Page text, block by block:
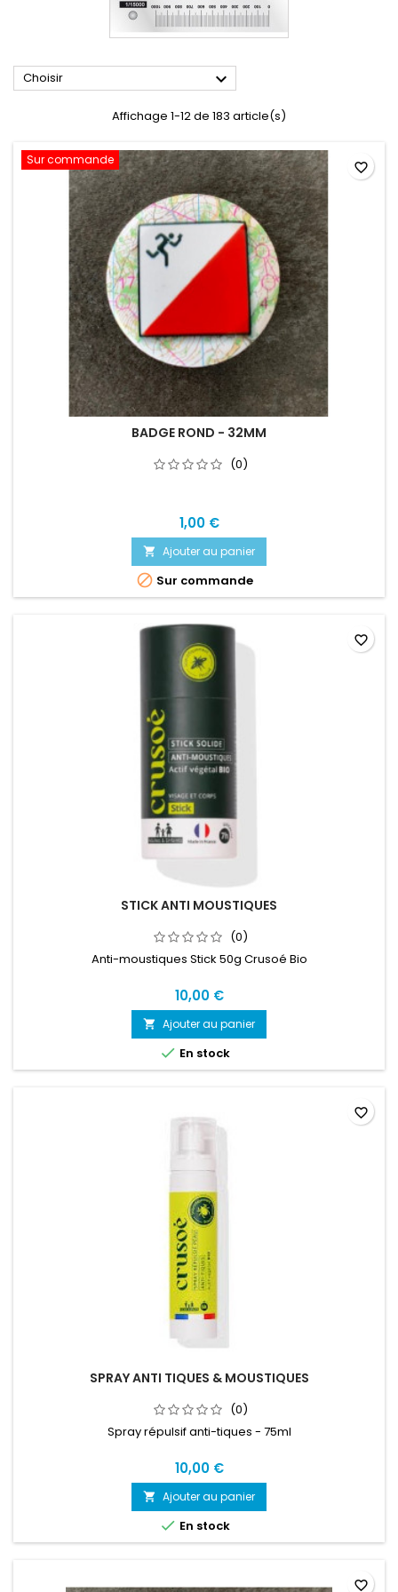
Choisir 
Affichage 1-12 de 183 article(s)
Sur commande
BADGE ROND - 32MM
(0)
1,00 €
 Ajouter au panier
 Sur commande
favorite_border
STICK ANTI MOUSTIQUES
(0)
Anti-moustiques Stick 50g Crusoé Bio
10,00 €
 Ajouter au panier
 En stock
favorite_border
SPRAY ANTI TIQUES & MOUSTIQUES
(0)
Spray répulsif anti-tiques - 75ml
10,00 €
 Ajouter au panier
 En stock
favorite_border
favorite_border